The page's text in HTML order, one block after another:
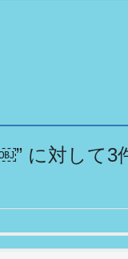
￼” に対して3